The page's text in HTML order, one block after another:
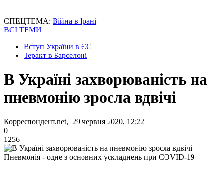
СПЕЦТЕМА: Війна в Ірані
ВСІ ТЕМИ
Вступ України в ЄС
Теракт в Барселоні
В Україні захворюваність на
пневмонію зросла вдвічі
Корреспондент.net, 29 червня 2020, 12:22
0
1256
Пневмонія - одне з основних ускладнень при COVID-19